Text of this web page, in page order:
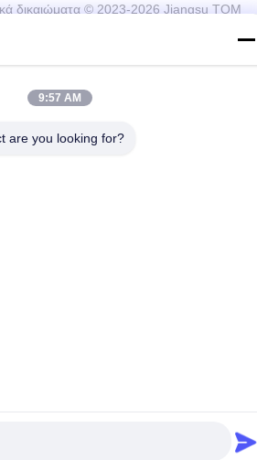
δικαιώματα © 2023-2026 Jiangsu TOM
Ltd., . Διατηρούνται όλα τα πνευματικά
9:57 AM
are you looking for?